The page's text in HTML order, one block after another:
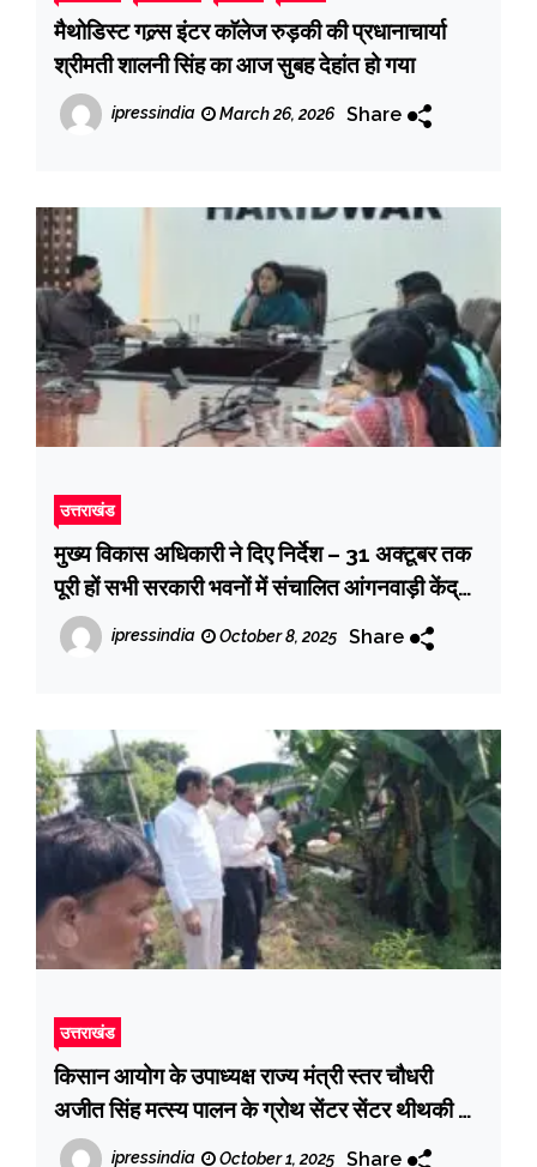
मैथोडिस्ट गल्र्स इंटर काॅलेज रुड़की की प्रधानाचार्या
श्रीमती शालनी सिंह का आज सुबह देहांत हो गया
ipressindia March 26, 2026 Share
उत्तराखंड
मुख्य विकास अधिकारी ने दिए निर्देश – 31 अक्टूबर तक
पूरी हों सभी सरकारी भवनों में संचालित आंगनवाड़ी केंद्रों
में पेयजल की व्यवस्था
ipressindia October 8, 2025 Share
उत्तराखंड
किसान आयोग के उपाध्यक्ष राज्य मंत्री स्तर चौधरी
अजीत सिंह मत्स्य पालन के ग्रोथ सेंटर सेंटर थीथकी मैं
मत्स्य तालाब पर पहुंचे
ipressindia October 1, 2025 Share